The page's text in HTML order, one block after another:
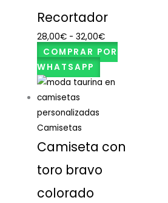
Recortador
28,00€ - 32,00€
COMPRAR POR
WHATSAPP
Camisetas
Camiseta con
toro bravo
colorado